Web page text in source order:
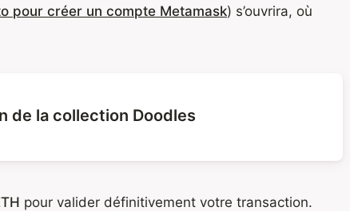
pour créer un compte Metamask) s’ouvrira, où
de la collection Doodles
pour valider définitivement votre transaction.